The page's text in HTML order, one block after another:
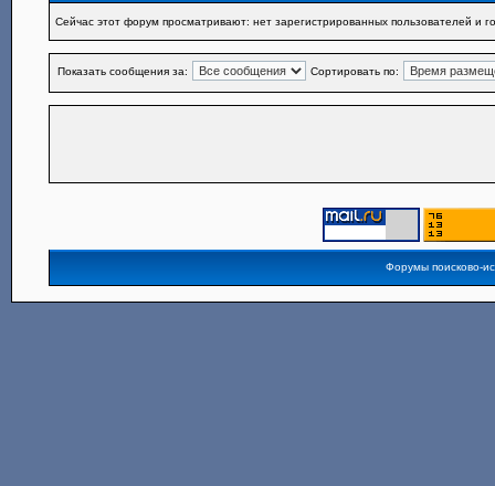
Сейчас этот форум просматривают: нет зарегистрированных пользователей и
Показать сообщения за: Сортировать по:
Форумы поисково-